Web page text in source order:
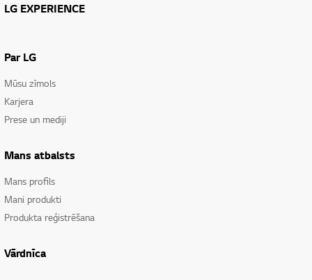
LG EXPERIENCE
Par LG
Mūsu zīmols
Karjera
Prese un mediji
Mans atbalsts
Mans profils
Mani produkti
Produkta reģistrēšana
Vārdnīca